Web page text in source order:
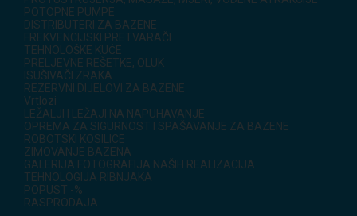
POTOPNE PUMPE
DISTRIBUTERI ZA BAZENE
FREKVENCIJSKI PRETVARAČI
TEHNOLOŠKE KUĆE
PRELJEVNE REŠETKE, OLUK
ISUŠIVAČI ZRAKA
REZERVNI DIJELOVI ZA BAZENE
Vrtlozi
LEŽALJI I LEŽAJI NA NAPUHAVANJE
OPREMA ZA SIGURNOST I SPAŠAVANJE ZA BAZENE
ROBOTSKI KOSILICE
ZIMOVANJE BAZENA
GALERIJA FOTOGRAFIJA NAŠIH REALIZACIJA
TEHNOLOGIJA RIBNJAKA
POPUST -%
RASPRODAJA